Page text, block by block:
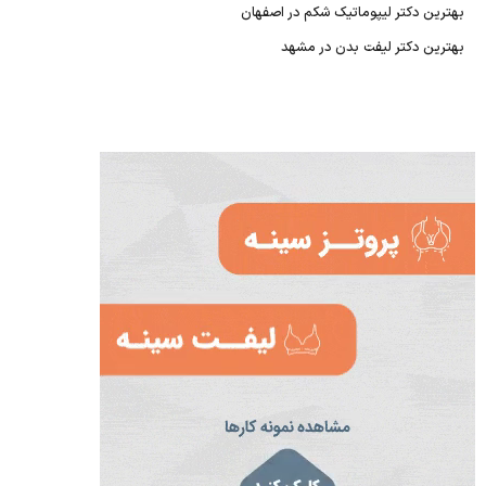
بهترین دکتر لیپوماتیک شکم در اصفهان
بهترین دکتر لیفت بدن در مشهد